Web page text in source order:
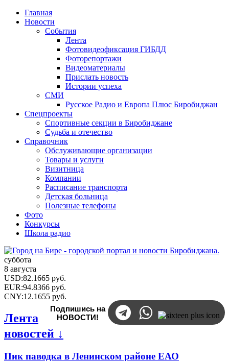
Главная
Новости
События
Лента
Фотовидеофиксация ГИБДД
Фоторепортажи
Видеоматериалы
Прислать новость
Истории успеха
СМИ
Русское Радио и Европа Плюс Биробиджан
Спецпроекты
Спортивные секции в Биробиджане
Судьба и отечество
Справочник
Обслуживающие организации
Товары и услуги
Визитница
Компании
Расписание транспорта
Детская больница
Полезные телефоны
Фото
Конкурсы
Школа радио
суббота
8 августа
USD:82.1665 руб.
EUR:94.8366 руб.
CNY:12.1655 руб.
Подпишись на
НОВОСТИ!
Лента
новостей ↓
Пик паводка в Ленинском районе ЕАО